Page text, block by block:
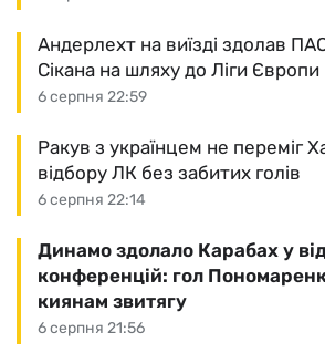
6 серпня 22:59
Андерлехт на виїзді здолав
Сікана на шляху до Ліги Європи
6 серпня 22:14
Ракув з українцем не переміг
відбору ЛК без забитих голів
6 серпня 21:56
Динамо здолало Карабах у
конференцій: гол
киянам звитягу